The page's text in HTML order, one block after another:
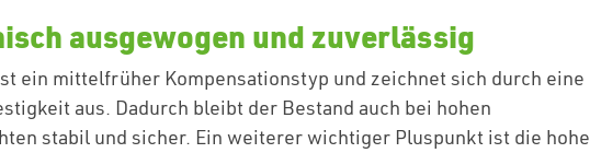
ausgewogen und zuverlässig
ein mittelfrüher Kompensationstyp und zeichnet sich durch eine
aus. Dadurch bleibt der Bestand auch bei hohen
stabil und sicher. Ein weiterer wichtiger Pluspunkt ist die hohe